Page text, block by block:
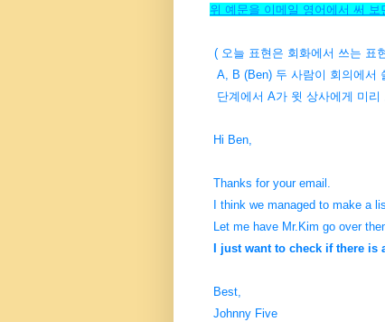
위 예문을 이메일 영어에서 써 보
( 오늘 표현은 회화에서 쓰는 표
A, B (Ben) 두 사람이 회의에서
단계에서 A가 윗 상사에게 미
Hi Ben,
Thanks for your email.
I think we managed to make a
Let me have Mr.Kim go over
I just want to check if there
Best,
Johnny Five